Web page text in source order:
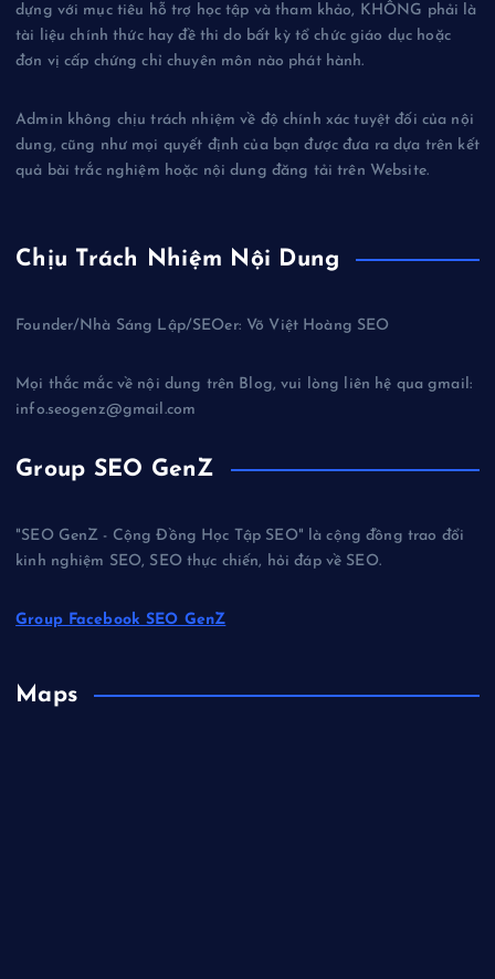
dựng với mục tiêu hỗ trợ học tập và tham khảo, KHÔNG phải là
tài liệu chính thức hay đề thi do bất kỳ tổ chức giáo dục hoặc
đơn vị cấp chứng chỉ chuyên môn nào phát hành.
Admin không chịu trách nhiệm về độ chính xác tuyệt đối của nội
dung, cũng như mọi quyết định của bạn được đưa ra dựa trên kết
quả bài trắc nghiệm hoặc nội dung đăng tải trên Website.
Chịu Trách Nhiệm Nội Dung
Founder/Nhà Sáng Lập/SEOer: Võ Việt Hoàng SEO
Mọi thắc mắc về nội dung trên Blog, vui lòng liên hệ qua gmail:
info.seogenz@gmail.com
Group SEO GenZ
"SEO GenZ - Cộng Đồng Học Tập SEO" là cộng đồng trao đổi
kinh nghiệm SEO, SEO thực chiến, hỏi đáp về SEO.
Group Facebook SEO GenZ
Maps